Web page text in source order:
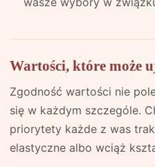
Wartości, które może
Zgodność wartości nie
się w każdym szczególe.
priorytety każde z was
elastyczne albo wciąż